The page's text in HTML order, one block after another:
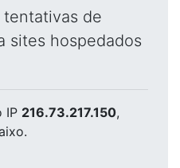
tentativas de
sites hospedados
IP 216.73.217.150,